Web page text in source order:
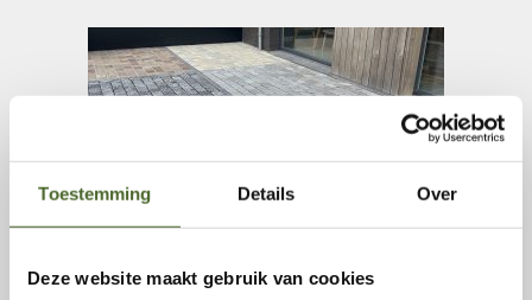
Toestemming Details Over
Deze website maakt gebruik van cookies